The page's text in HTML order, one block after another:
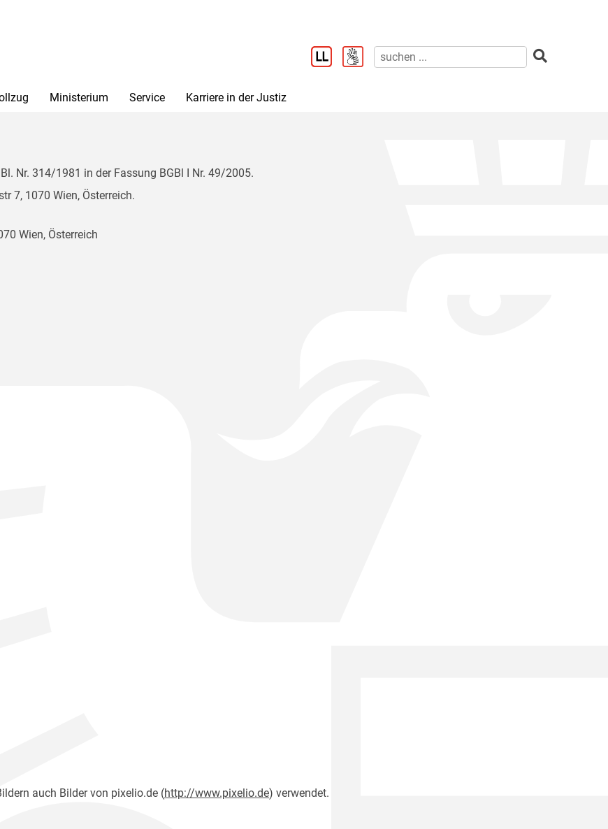
Ministerium Service Karriere in der Justiz
Nr. 314/1981 in der Fassung BGBl I Nr. 49/2005.
7, 1070 Wien, Österreich.
Wien, Österreich
auch Bilder von pixelio.de (http://www.pixelio.de) verwendet.